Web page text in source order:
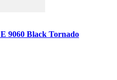
9060 Black Tornado